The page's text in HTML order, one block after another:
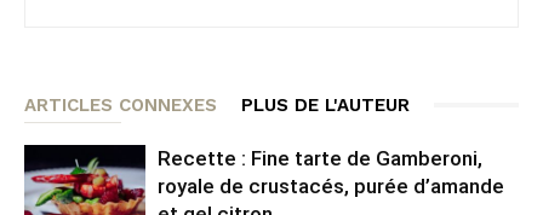
ARTICLES CONNEXES PLUS DE L'AUTEUR
Recette : Fine tarte de Gamberoni,
royale de crustacés, purée d’amande